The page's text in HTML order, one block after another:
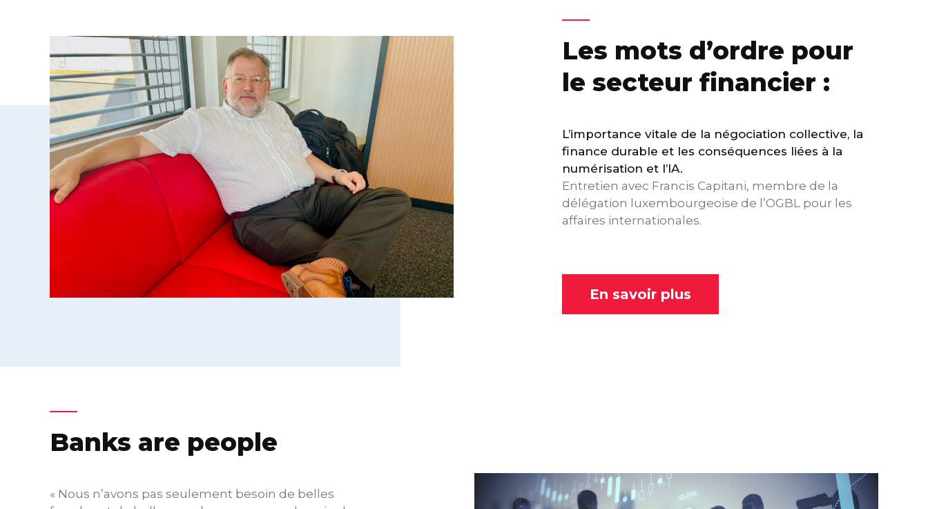
Les mots d’ordre pour
le secteur financier :
L’importance vitale de la négociation collective, la
finance durable et les conséquences liées à la
numérisation et l’IA.
Entretien avec Francis Capitani, membre de la
délégation luxembourgeoise de l’OGBL pour les
affaires internationales.
En savoir plus
Banks are people
« Nous n’avons pas seulement besoin de belles